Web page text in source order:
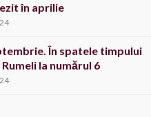
în aprilie
În spatele timpului
la numărul 6